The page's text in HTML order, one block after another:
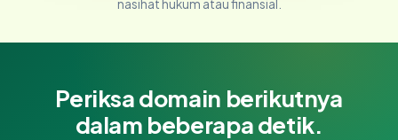
nasihat hukum atau finansial.
Periksa domain berikutnya
dalam beberapa detik.